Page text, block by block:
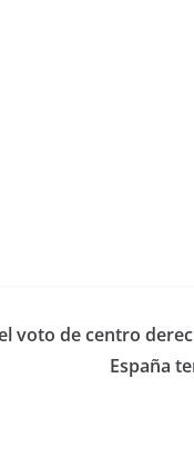
voto de centro
España